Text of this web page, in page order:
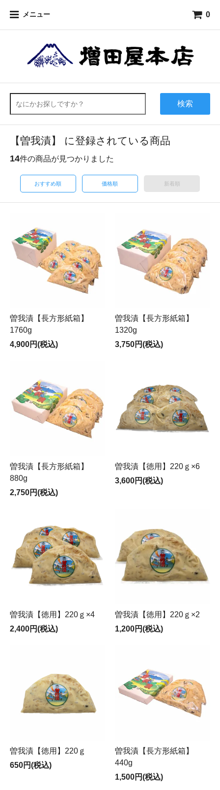
メニュー 0
検索
【曽我漬】 に登録されている商品
14件の商品が見つかりました
おすすめ順 価格順 新着順
曽我漬【長方形紙箱】
1760g
4,900円(税込)
曽我漬【長方形紙箱】
1320g
3,750円(税込)
曽我漬【長方形紙箱】
880g
2,750円(税込)
曽我漬【徳用】220ｇ×6
3,600円(税込)
曽我漬【徳用】220ｇ×4
2,400円(税込)
曽我漬【徳用】220ｇ×2
1,200円(税込)
曽我漬【徳用】220ｇ
650円(税込)
曽我漬【長方形紙箱】
440g
1,500円(税込)